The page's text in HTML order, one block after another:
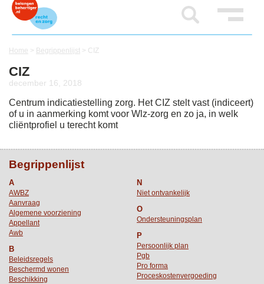
Home > Begrippenlijst > CIZ
CIZ
december 16, 2018
Centrum indicatiestelling zorg. Het CIZ stelt vast (indiceert)
of u in aanmerking komt voor Wlz-zorg en zo ja, in welk
cliëntprofiel u terecht komt
Begrippenlijst
A
AWBZ
Aanvraag
Algemene voorziening
Appellant
Awb
B
Beleidsregels
Beschermd wonen
Beschikking
N
Niet ontvankelijk
O
Ondersteuningsplan
P
Persoonlijk plan
Pgb
Pro forma
Proceskostenvergoeding